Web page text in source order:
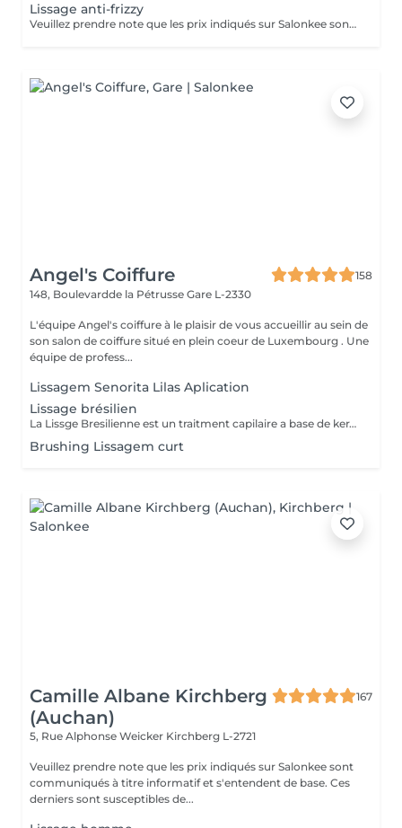
Lissage anti-frizzy
Veuillez prendre note que les prix indiqués sur Salonkee sont communiqués à titre informatif et s'entendent de base. Ces derniers sont susceptibles de varier selon le diagnostic réalisé à votre arrivée au salon et l'expertise du professionnel à qui vous confiez votre beauté. Dans tous les cas, un devis précis vous sera proposé et toutes réalisations de prestations seront effectuées avec votre accord. Un grand merci d'avance pour votre compréhension. Au plaisir de vous recevoir très vite.
Angel's Coiffure
158
148, Boulevardde la Pétrusse Gare L-2330
L'équipe Angel's coiffure à le plaisir de vous accueillir au sein de
son salon de coiffure situé en plein coeur de Luxembourg . Une
équipe de profess...
Lissagem Senorita Lilas Aplication
Lissage brésilien
La Lissge Bresilienne est un traitment capilaire a base de keratine et collogene qui permrt de detendre les frosottis ,lisser les cheveux et leur donner de la brillance.Le resultat est des cheveux plus souples disciplines ,avec un effet lisse qui peut durer entre 3 a 6 mois,selon l entretien et les produits utilises.
Brushing Lissagem curt
Camille Albane Kirchberg
(Auchan)
167
5, Rue Alphonse Weicker Kirchberg L-2721
Veuillez prendre note que les prix indiqués sur Salonkee sont
communiqués à titre informatif et s'entendent de base. Ces
derniers sont susceptibles de...